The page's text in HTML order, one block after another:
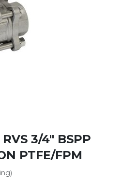
3/4" BSPP
PTFE/FPM